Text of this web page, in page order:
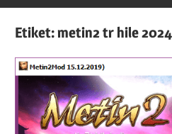
Blogların
Amcası
Etiket:metin2 tr hile 2024